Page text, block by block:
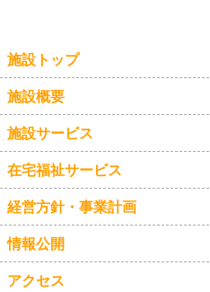
施設トップ
施設概要
施設サービス
在宅福祉サービス
経営方針・事業計画
情報公開
アクセス